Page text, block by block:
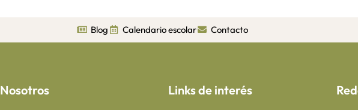
Blog Calendario escolar Contacto
Nosotros Links de interés